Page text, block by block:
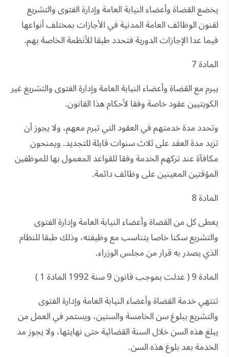
يخضع القضاة وأعضاء النيابة العامة وإدارة الفتوى والتشريع
لقنون الوظائف العامة المدنية في الأجازات بمختلف أنواعها
فيما عدا الإجازات الدورية فتحدد طبقا للأنظمة الخاصة بهم.
المادة 7
يبرم مع القضاة وأعضاء النيابة العامة وإدارة الفتوى والتشريع غير
الكويتيين عقود خاصة وفقا لأحكام هذا القانون.
وتحدد مدة خدمتهم في العقود التي تبرم معهم، ولا يجوز أن
تزيد مدة العقد على ثلاث سنوات قابلة للتجديد. ويمنحون
مكافآة عند تركهم الخدمة وفقا للقواعد المعمول بها للموظفين
المؤقتين المعينين على وظائف دائمة.
المادة 8
يعطى كل من القضاة وأعضاء النيابة العامة وإدارة الفتوى
والتشريع سكنا خاصا يتناسب مع وظيفته، وذلك طبقا للنظام
الذي يصدر به قرار من مجلس الوزراء.
المادة 9 ( عدلت بموجب قانون 9 سنة 1992 المادة 1 )
تنتهي خدمة القضاة وأعضاء النيابة العامة وإدارة الفتوى
والتشريع ببلوغ سن الخامسة والستين، ويستمر في العمل من
يبلغ هذه السن خلال السنة القضائية حتى نهايتها، ولا يجوز مد
الخدمة بعد بلوغ هذه السن.